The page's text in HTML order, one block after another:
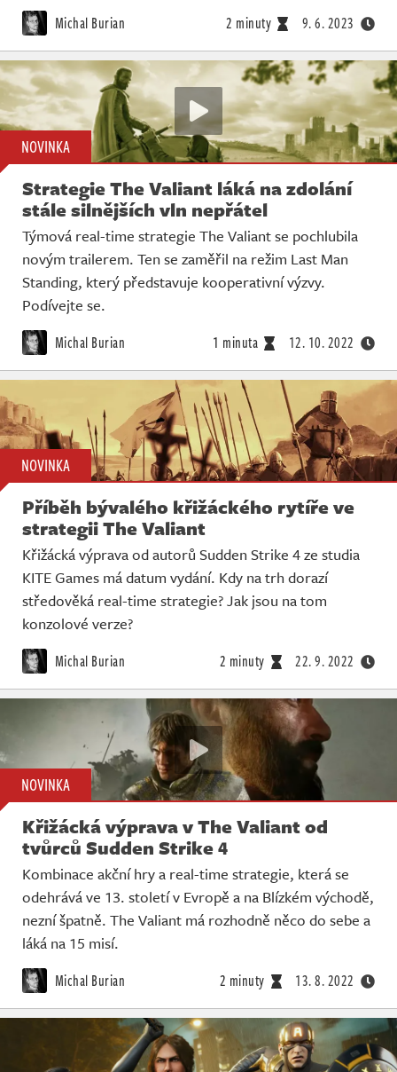
Michal Burian 2 minuty 9. 6. 2023
NOVINKA
Strategie The Valiant láká na zdolání
stále silnějších vln nepřátel
Týmová real-time strategie The Valiant se pochlubila
novým trailerem. Ten se zaměřil na režim Last Man
Standing, který představuje kooperativní výzvy.
Podívejte se.
Michal Burian 1 minuta 12. 10. 2022
NOVINKA
Příběh bývalého křižáckého rytíře ve
strategii The Valiant
Křižácká výprava od autorů Sudden Strike 4 ze studia
KITE Games má datum vydání. Kdy na trh dorazí
středověká real-time strategie? Jak jsou na tom
konzolové verze?
Michal Burian 2 minuty 22. 9. 2022
NOVINKA
Křižácká výprava v The Valiant od
tvůrců Sudden Strike 4
Kombinace akční hry a real-time strategie, která se
odehrává ve 13. století v Evropě a na Blízkém východě,
nezní špatně. The Valiant má rozhodně něco do sebe a
láká na 15 misí.
Michal Burian 2 minuty 13. 8. 2022